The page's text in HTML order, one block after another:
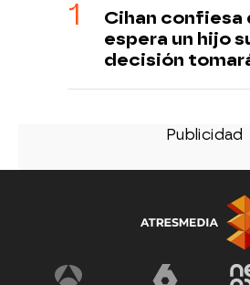
Cihan confiesa
espera un hijo
decisión